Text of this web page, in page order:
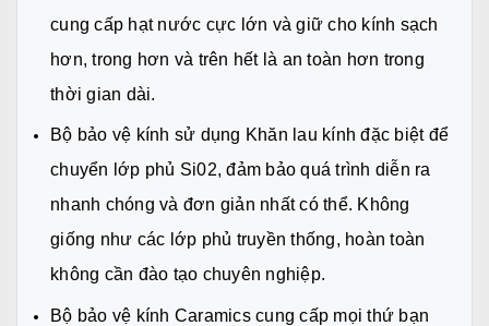
cung cấp hạt nước cực lớn và giữ cho kính sạch
hơn, trong hơn và trên hết là an toàn hơn trong
thời gian dài.
Bộ bảo vệ kính sử dụng Khăn lau kính đặc biệt để
chuyển lớp phủ Si02, đảm bảo quá trình diễn ra
nhanh chóng và đơn giản nhất có thể. Không
giống như các lớp phủ truyền thống, hoàn toàn
không cần đào tạo chuyên nghiệp.
Bộ bảo vệ kính Caramics cung cấp mọi thứ bạn